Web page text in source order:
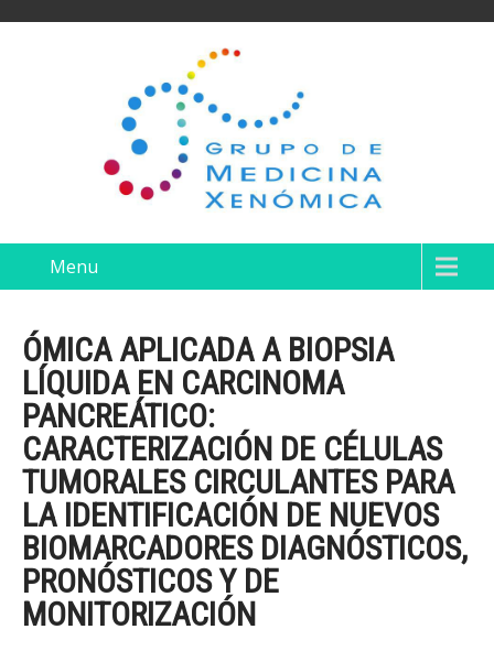
Menu
ÓMICA APLICADA A BIOPSIA
LÍQUIDA EN CARCINOMA
PANCREÁTICO:
CARACTERIZACIÓN DE CÉLULAS
TUMORALES CIRCULANTES PARA
LA IDENTIFICACIÓN DE NUEVOS
BIOMARCADORES DIAGNÓSTICOS,
PRONÓSTICOS Y DE
MONITORIZACIÓN